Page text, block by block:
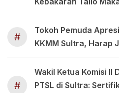
#
Tokoh Pemuda
KKMM Sultra, Harap
#
Wakil Ketua Komisi II
PTSL di Sultra: